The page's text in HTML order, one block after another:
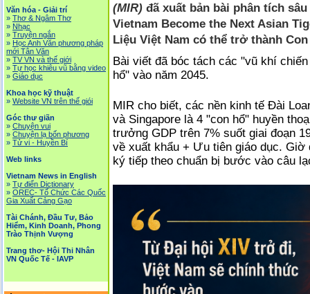
Văn hóa - Giải trí
» Thơ & Ngâm Thơ
» Nhạc
» Truyện ngắn
» Học Anh Văn phương pháp
mới Tân Văn
» TV VN và thế giới
» Tự học khiêu vũ bằng video
» Giáo dục
Khoa học kỹ thuật
» Website VN trên thế giói
Góc thư giãn
» Chuyện vui
» Chuyện lạ bốn phương
» Tử vi - Huyền Bí
Web links
Vietnam News in English
» Tự điển Dictionary
» OREC- Tố Chức Các Quốc
Gia Xuất Cảng Gạo
Tài Chánh, Đầu Tư, Bảo
Hiểm, Kinh Doanh, Phong
Trào Thịnh Vượng
Trang thơ- Hội Thi Nhân
VN Quốc Tế - IAVP
(MIR) đã xuất bản bài phân tích
Vietnam Become the Next Asian
Liệu Việt Nam có thể trở thành
Bài viết đã bóc tách các "vũ khí
hổ" vào năm 2045.
MIR cho biết, các nền kinh tế Đài
và Singapore là 4 "con hổ" huyền
trưởng GDP trên 7% suốt giai đoạn
về xuất khẩu + Ưu tiên giáo dục.
ký tiếp theo chuẩn bị bước vào câu